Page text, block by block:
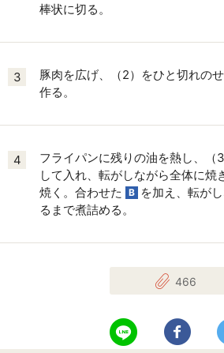
棒状に切る。
3
豚肉を広げ、（2）をひと切れの
作る。
4
フライパンに残りの油を熱し、（
して入れ、転がしながら全体に焼
焼く。合わせた
B
を加え、転が
るまで煮詰める。
466
LINEで送る